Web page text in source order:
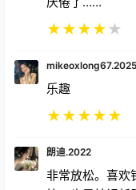
★★★★
乐趣
★★
非常放松。喜欢
快，也是结识新